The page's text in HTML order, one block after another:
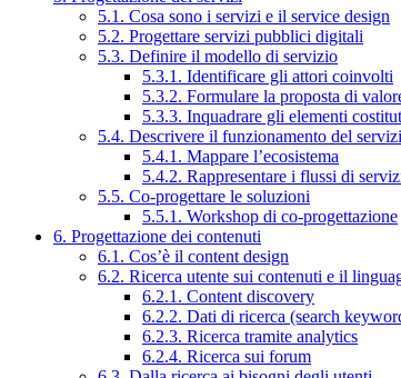
5.1. Cosa sono i servizi e il service design
5.2. Progettare servizi pubblici digitali
5.3. Definire il modello di servizio
5.3.1. Identificare gli attori coinvolti
5.3.2. Formulare la proposta di
5.3.3. Inquadrare gli elementi
5.4. Descrivere il funzionamento del
5.4.1. Mappare l’ecosistema
5.4.2. Rappresentare i flussi di
5.5. Co-progettare le soluzioni
5.5.1. Workshop di co-progettazione
6. Progettazione dei contenuti
6.1. Cos’è il content design
6.2. Ricerca utente sui contenuti e il
6.2.1. Content discovery
6.2.2. Dati di ricerca (search
6.2.3. Ricerca tramite analytics
6.2.4. Ricerca sui forum